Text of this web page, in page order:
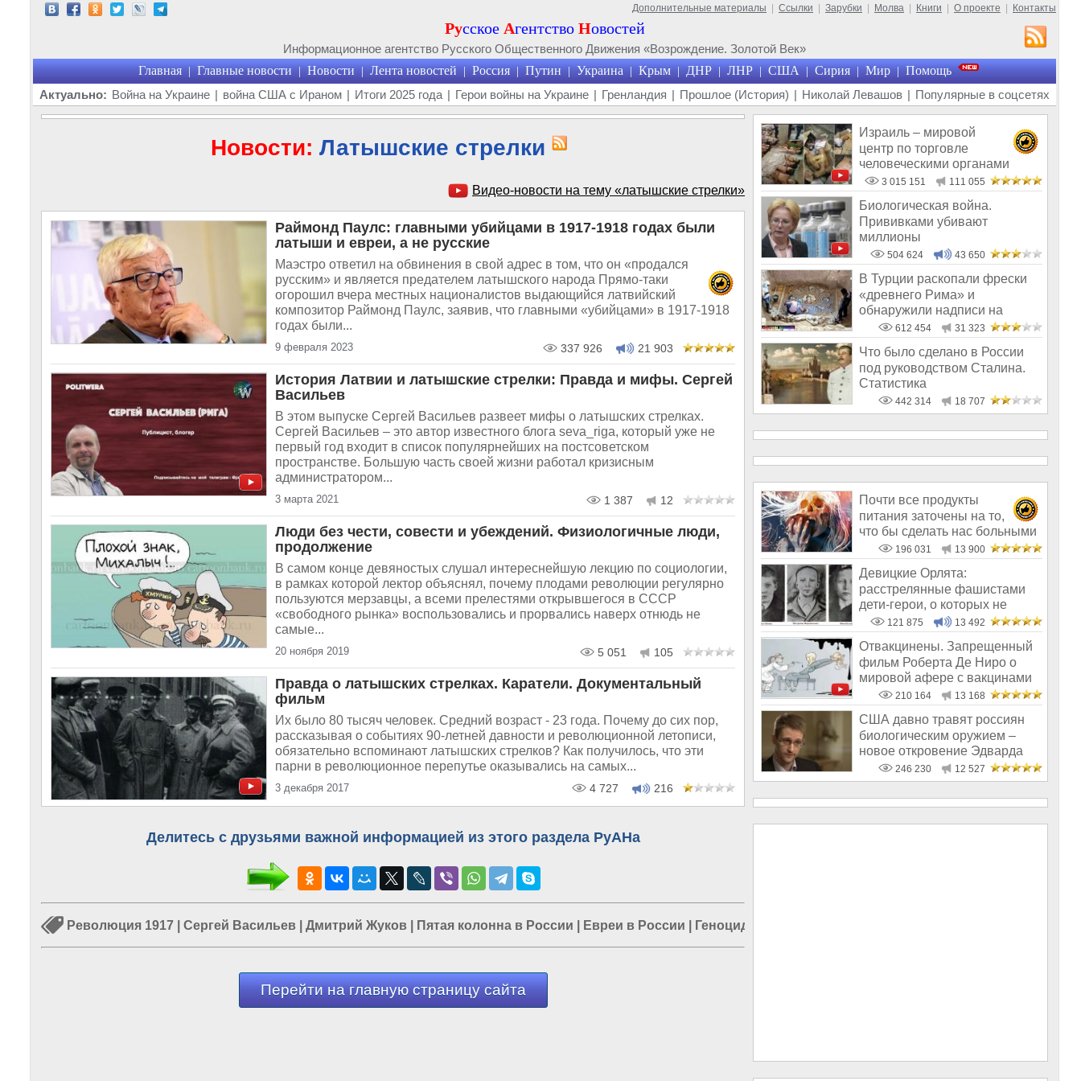
Дополнительные материалы Ссылки Зарубки Молва Книги О проекте Контакты
Русское Агентство Новостей
Информационное агентство Русского Общественного Движения «Возрождение. Золотой Век»
Главная | Главные новости | Новости | Лента новостей | Россия | Путин | Украина | Крым | ДНР | ЛНР | США | Сирия | Мир | Помощь
Актуально: Война на Украине | война США с Ираном | Итоги 2025 года | Герои войны на Украине | Гренландия | Прошлое (История) | Николай Левашов | Популярные в соцсетях
Новости: Латышские стрелки
Видео-новости на тему «латышские стрелки»
Раймонд Паулс: главными убийцами в 1917-1918 годах были
латыши и евреи, а не русские
Маэстро ответил на обвинения в свой адрес в том, что он «продался
русским» и является предателем латышского народа Прямо-таки
огорошил вчера местных националистов выдающийся латвийский
композитор Раймонд Паулс, заявив, что главными «убийцами» в 1917-1918
годах были...
9 февраля 2023 337 926 21 903
История Латвии и латышские стрелки: Правда и мифы. Сергей
Васильев
В этом выпуске Сергей Васильев развеет мифы о латышских стрелках.
Сергей Васильев – это автор известного блога seva_riga, который уже не
первый год входит в список популярнейших на постсоветском
пространстве. Большую часть своей жизни работал кризисным
администратором...
3 марта 2021 1 387 12
Люди без чести, совести и убеждений. Физиологичные люди,
продолжение
В самом конце девяностых слушал интереснейшую лекцию по социологии,
в рамках которой лектор объяснял, почему плодами революции регулярно
пользуются мерзавцы, а всеми прелестями открывшегося в СССР
«свободного рынка» воспользовались и прорвались наверх отнюдь не
самые...
20 ноября 2019 5 051 105
Правда о латышских стрелках. Каратели. Документальный
фильм
Их было 80 тысяч человек. Средний возраст - 23 года. Почему до сих пор,
рассказывая о событиях 90-летней давности и революционной летописи,
обязательно вспоминают латышских стрелков? Как получилось, что эти
парни в революционное перепутье оказывались на самых...
3 декабря 2017 4 727 216
Делитесь с друзьями важной информацией из этого раздела РуАНа
Революция 1917 Сергей Васильев Дмитрий Жуков Пятая колонна в России Евреи в России Геноцид в России
Перейти на главную страницу сайта
Израиль – мировой
центр по торговле
человеческими органами
3 015 151 111 055
Биологическая война.
Прививками убивают
миллионы
504 624 43 650
В Турции раскопали фрески
«древнего Рима» и
обнаружили надписи на
Русском!612 454 31 323
Что было сделано в России
под руководством Сталина.
Статистика
442 314 18 707
Почти все продукты
питания заточены на то,
что бы сделать нас больными
и бесплодным
196 031 13 900
Девицкие Орлята:
расстрелянные фашистами
дети-герои, о которых не
рассказывают в шк
121 875 13 492
Отвакцинены. Запрещенный
фильм Роберта Де Ниро о
мировой афере с вакцинами
210 164 13 168
США давно травят россиян
биологическим оружием –
новое откровение Эдварда
Сноудена
246 230 12 527